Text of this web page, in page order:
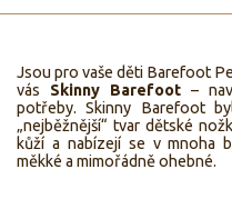
Jsou pro vaše děti Barefoot
vás Skinny Barefoot –
potřeby. Skinny Barefoot
„nejběžnější“ tvar dětské
kůží a nabízejí se v mnoha
měkké a mimořádně ohebné.